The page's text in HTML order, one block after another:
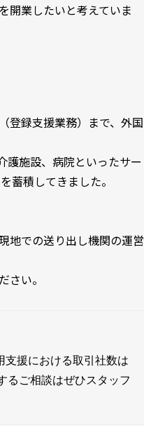
開業したいと考えていま
登録支援業務）まで、外国
護施設、病院といったサー
蓄積してきました。
地での送り出し機関の運営
い。
支援における取引社数は
るご相談はぜひスタッフ